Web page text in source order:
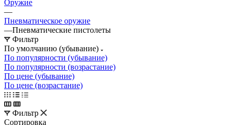
Оружие
—
Пневматическое оружие
—Пневматические пистолеты
Фильтр
По умолчанию (убывание)
По популярности (убывание)
По популярности (возрастание)
По цене (убывание)
По цене (возрастание)
Фильтр
Сортировка